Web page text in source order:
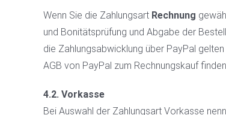
Wenn Sie die Zahlungsart Rechnung
und Bonitätsprüfung und Abgabe der
die Zahlungsabwicklung über PayPal
AGB von PayPal zum Rechnungskauf
4.2. Vorkasse
Bei Auswahl der Zahlungsart Vorkasse